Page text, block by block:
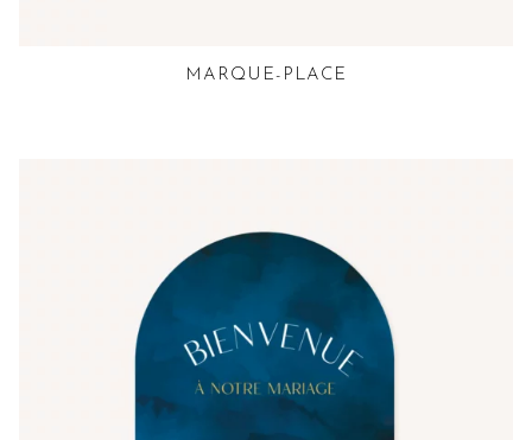
MARQUE-PLACE